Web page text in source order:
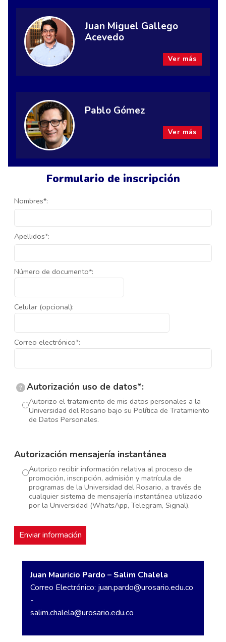
Formulario de inscripción
Nombres*:
Apellidos*:
Número de documento*:
Celular (opcional):
Correo electrónico*:
? Autorización uso de datos*:
Autorizo el tratamiento de mis datos personales a la
Universidad del Rosario bajo su Política de Tratamiento
de Datos Personales.
Autorización mensajería instantánea
Autorizo recibir información relativa al proceso de
promoción, inscripción, admisión y matrícula de
programas de la Universidad del Rosario, a través de
cualquier sistema de mensajería instantánea utilizado
por la Universidad (WhatsApp, Telegram, Signal).
Juan Mauricio Pardo – Salim Chalela
Correo Electrónico: juan.pardo@urosario.edu.co
-
salim.chalela@urosario.edu.co
Juan Miguel Gallego
Acevedo
Ver más
Pablo Gómez
Ver más